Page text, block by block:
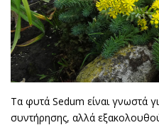
Τα φυτά Sedum είναι γνωστά
συντήρησης, αλλά